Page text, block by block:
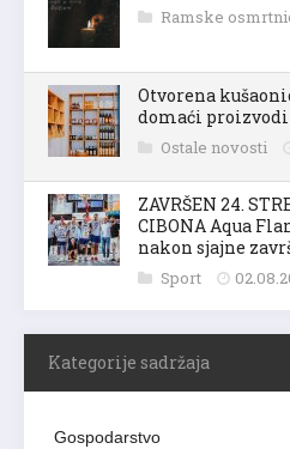
Ramske
Otvorena
domaći
Ostale novosti
ZAVRŠEN 24.
CIBONA Aqua
nakon sjajne
Sport
Kategorije sadržaja
Gospodarstvo